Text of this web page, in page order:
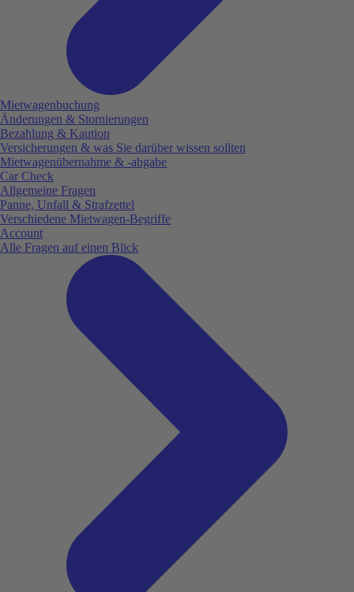
Mietwagenbuchung
Änderungen & Stornierungen
Bezahlung & Kaution
Versicherungen & was Sie darüber wissen sollten
Mietwagenübernahme & -abgabe
Car Check
Allgemeine Fragen
Panne, Unfall & Strafzettel
Verschiedene Mietwagen-Begriffe
Account
Alle Fragen auf einen Blick